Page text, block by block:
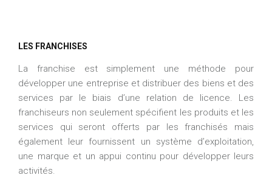
LES FRANCHISES
La franchise est simplement une méthode pour
développer une entreprise et distribuer des biens et des
services par le biais d’une relation de licence. Les
franchiseurs non seulement spécifient les produits et les
services qui seront offerts par les franchisés mais
également leur fournissent un système d’exploitation,
une marque et un appui continu pour développer leurs
activités.